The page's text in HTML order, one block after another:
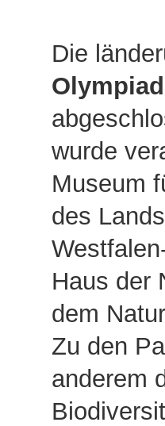
Die
wurde
Museum
des
Haus der
dem
Zu den
anderem